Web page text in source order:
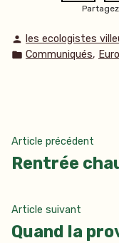
Publié
par
les ecologistes
Publié
Communiqués,
de
l’article
Article précédent
Rentrée
Article suivant
Quand la